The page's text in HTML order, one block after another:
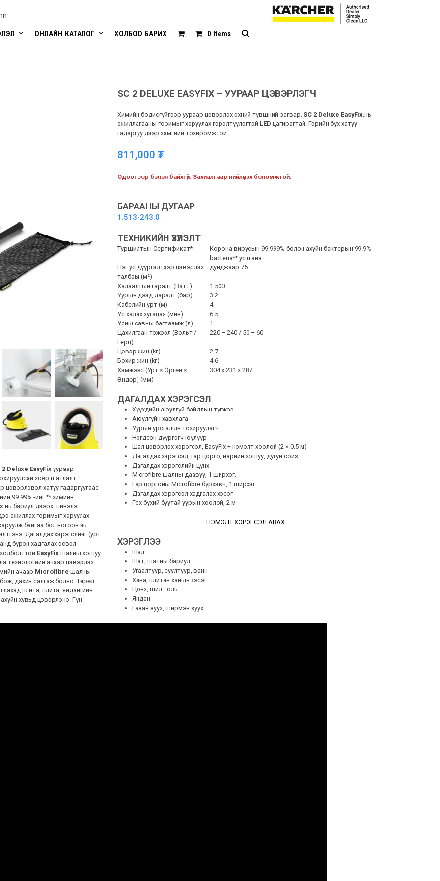
ОНЛАЙН КАТАЛОГ ХОЛБОО БАРИХ 0 Items
2 Deluxe EasyFix уураар
хоёр шатлалт
цэвэрлэвэл хатуу гадаргуугаас
99.99% -ийг ** химийн
нь бариул дээрх шинэлэг
ажиллах горимыг харуулах
байгаа бол ногоон нь
Дагалдах хэрэгслийг (урт
бүрэн хадгалах эсвэл
EasyFix шалны хошуу
технологийн ачаар цэвэрлэх
ачаар MicrofIbre шалны
дахин салгаж болно. Төрөл
плита, плита, яндангийн
хувьд цэвэрлэнэ. Гүн
SC 2 DELUXE EASYFIX – УУРААР ЦЭВЭРЛЭГЧ
Химийн бодисгүйгээр уураар цэвэрлэх эхний түвшний загвар. SC 2 Deluxe EasyFix,нь
ажиллагааны горимыг харуулах гэрэлтүүлэгтэй LED цагирагтай. Гэрийн бүх хатуу
гадаргуу дээр хамгийн тохиромжтой.
811,000 ₮
Одоогоор бэлэн байхгүй. Захиалгаар нийлүүлэх боломжтой.
БАРААНЫ ДУГААР
1.513-243.0
ТЕХНИКИЙН ҮЗҮҮЛЭЛТ
Туршилтын Сертификат*
Корона вирусын 99.999% болон ахуйн бактерын 99.9%
bacteria** устгана.
Нэг ус дүүргэлтээр цэвэрлэх
талбаы (м²)
дунджаар 75
Халаалтын гаралт (Ватт)
1.500
Уурын дээд даралт (бар)
3.2
Кабелийн урт (м)
4
Ус халах хугацаа (мин)
6.5
Усны савны багтаамж (л)
1
Цахилгаан тэжээл (Вольт /
Герц)
220 – 240 / 50 – 60
Цэвэр жин (kг)
2.7
Бохир жин (kг)
4.6
Хэмжээс (Урт × Өргөн ×
Өндөр) (мм)
304 x 231 x 287
ДАГАЛДАХ ХЭРЭГСЭЛ
Хүүхдийн аюулгүй байдлын түгжээ
Аюулгүйн хавхлага
Уурын урсгалын тохируулагч
Нэгдсэн дүүргэгч юүлүүр
Шал цэвэрлэх хэрэгсэл, EasyFix + нэмэлт хоолой (2 × 0.5 м)
Дагалдах хэрэгсэл, гар цорго, нарийн хошуу, дугуй сойз
Дагалдах хэрэгслийн цүнх
Microfibre шалны даавуу, 1 ширхэг.
Гар цоргоны Microfibre бүрхэвч, 1 ширхэг.
Дагалдах хэрэгсэл хадгалах хэсэг
Гох бүхий буутай уурын хоолой, 2 м
НЭМЭЛТ ХЭРЭГСЭЛ АВАХ
ХЭРЭГЛЭЭ
Шал
Шат, шатны бариул
Угаалтуур, суултуур, ванн
Хана, плитан ханын хэсэг
Цонх, шил толь
Яндан
Газан зуух, ширмэн зуух